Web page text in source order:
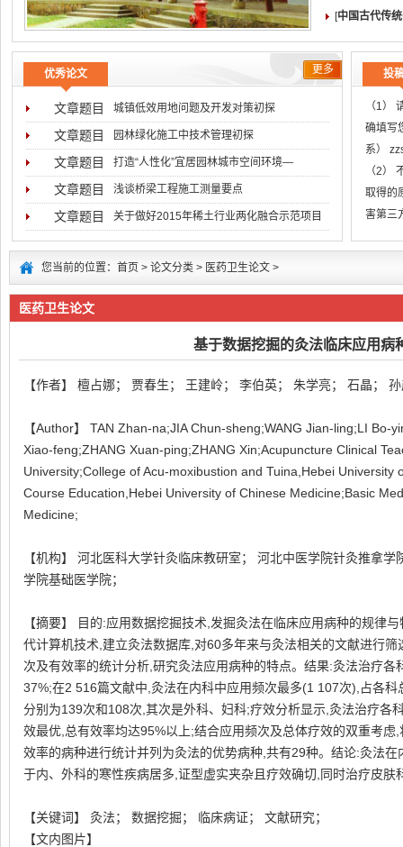
[中国古代传
优秀论文 更多
城镇低效用地问题及开发对策初探
文章题目
园林绿化施工中技术管理初探
文章题目
打造“人性化”宜居园林城市空间环境―
文章题目
浅谈桥梁工程施工测量要点
文章题目
关于做好2015年稀土行业两化融合示范项目
文章题目
投
（1）
确填写
系）
（2）
取得的
害第三
您当前的位置： 首页 > 论文分类 > 医药卫生论文 >
医药卫生论文
基于数据挖掘的灸法临床应用病
【作者】 檀占娜； 贾春生； 王建岭； 李伯英； 朱学亮； 石晶；
【Author】 TAN Zhan-na;JIA Chun-sheng;WANG Jian-ling;LI Bo-
Xiao-feng;ZHANG Xuan-ping;ZHANG Xin;Acupuncture Clinical
University;College of Acu-moxibustion and Tuina,Hebei
Course Education,Hebei University of Chinese Medicine;Basic
Medicine;
【机构】 河北医科大学针灸临床教研室； 河北中医学院针灸推拿
学院基础医学院；
【摘要】 目的:应用数据挖掘技术,发掘灸法在临床应用病种的规律
代计算机技术,建立灸法数据库,对60多年来与灸法相关的文献进行
次及有效率的统计分析,研究灸法应用病种的特点。结果:灸法治疗
37%;在2 516篇文献中,灸法在内科中应用频次最多(1 107次),占各
分别为139次和108次,其次是外科、妇科;疗效分析显示,灸法治疗各
效最优,总有效率均达95%以上;结合应用频次及总体疗效的双重考
效率的病种进行统计并列为灸法的优势病种,共有29种。结论:灸法
于内、外科的寒性疾病居多,证型虚实夹杂且疗效确切,同时治疗皮肤
【关键词】 灸法； 数据挖掘； 临床病证； 文献研究；
【文内图片】